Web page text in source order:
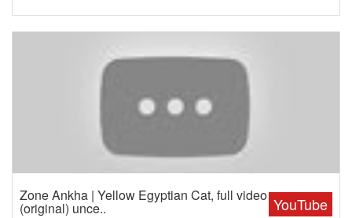
YouTube
Zone Ankha | Yellow Egyptian Cat, full video
(original) unce..